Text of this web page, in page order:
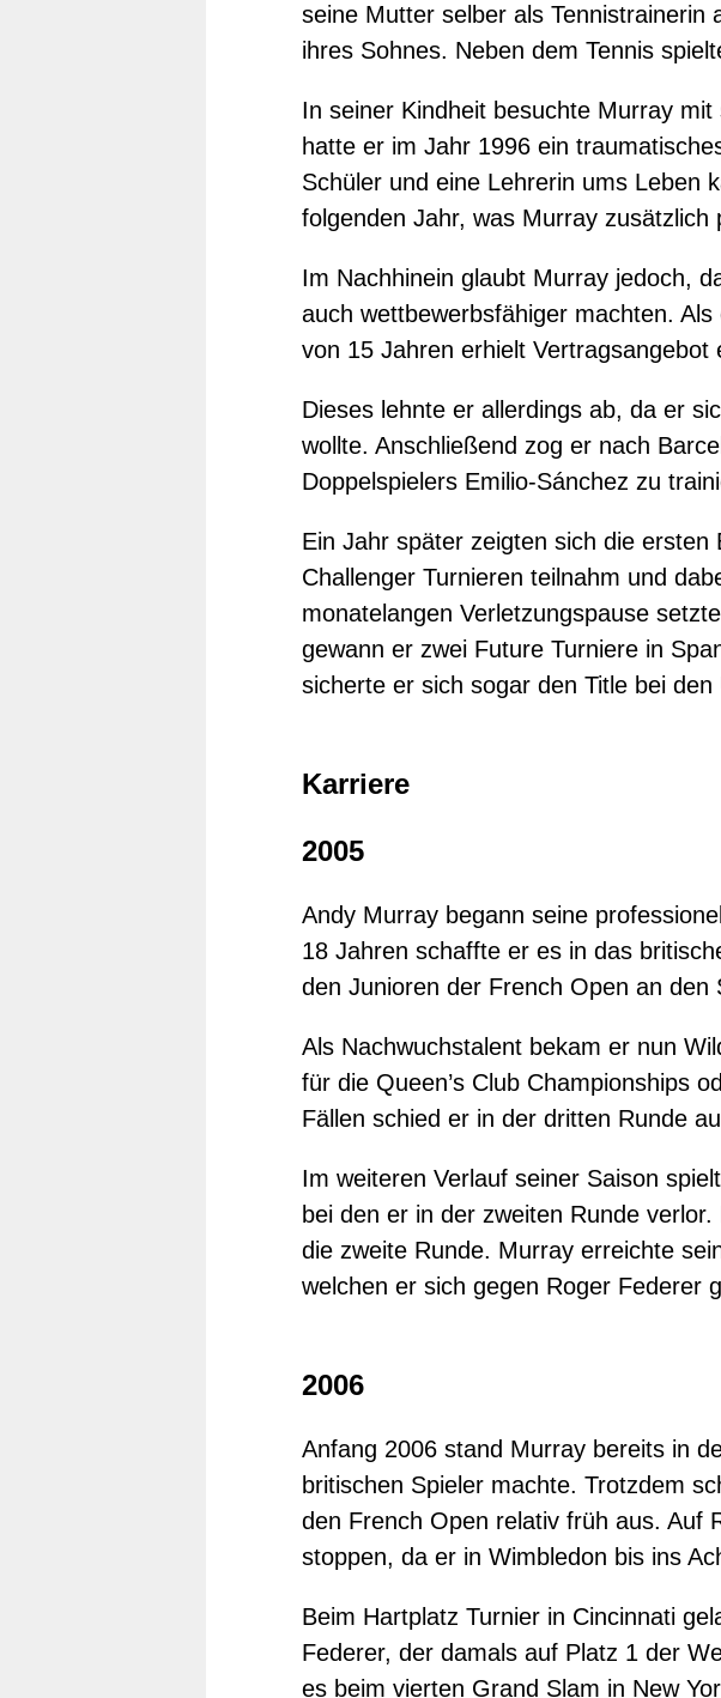
seine Mutter selber als Tennistrainerin
ihres Sohnes. Neben dem Tennis
In seiner Kindheit besuchte Murray
hatte er im Jahr 1996 ein
Schüler und eine Lehrerin ums Leben
folgenden Jahr, was Murray zusätzlich
Im Nachhinein glaubt Murray jedoch,
auch wettbewerbsfähiger machten.
von 15 Jahren erhielt Vertragsangebot
Dieses lehnte er allerdings ab, da er
wollte. Anschließend zog er nach
Doppelspielers Emilio-Sánchez zu
Ein Jahr später zeigten sich die
Challenger Turnieren teilnahm und
monatelangen Verletzungspause
gewann er zwei Future Turniere in
sicherte er sich sogar den Title bei
Karriere
2005
Andy Murray begann seine
18 Jahren schaffte er es in das
den Junioren der French Open an
Als Nachwuchstalent bekam er nun
für die Queen’s Club Championships
Fällen schied er in der dritten Runde
Im weiteren Verlauf seiner Saison
bei den er in der zweiten Runde
die zweite Runde. Murray erreichte
welchen er sich gegen Roger Federer
2006
Anfang 2006 stand Murray bereits in
britischen Spieler machte. Trotzdem
den French Open relativ früh aus. Auf
stoppen, da er in Wimbledon bis ins
Beim Hartplatz Turnier in Cincinnati
Federer, der damals auf Platz 1 der
es beim vierten Grand Slam in New